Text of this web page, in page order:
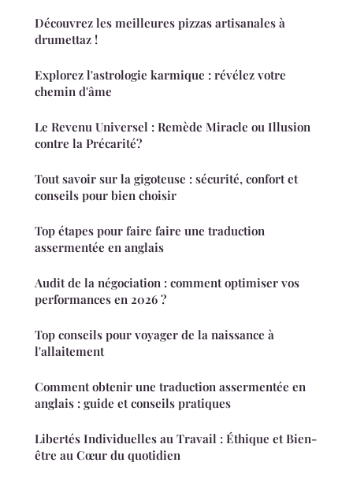
Découvrez les meilleures pizzas artisanales à
drumettaz !
Explorez l'astrologie karmique : révélez votre
chemin d'âme
Le Revenu Universel : Remède Miracle ou Illusion
contre la Précarité?
Tout savoir sur la gigoteuse : sécurité, confort et
conseils pour bien choisir
Top étapes pour faire faire une traduction
assermentée en anglais
Audit de la négociation : comment optimiser vos
performances en 2026 ?
Top conseils pour voyager de la naissance à
l'allaitement
Comment obtenir une traduction assermentée en
anglais : guide et conseils pratiques
Libertés Individuelles au Travail : Éthique et Bien-
être au Cœur du quotidien